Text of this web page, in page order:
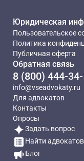
Юридическая
Пользовательское
Политика
Публичная оферта
Обратная связь
8 (800) 444-
info@vseadvokaty.ru
Для адвокатов
Контакты
Опросы
Задать вопрос
Найти адвокатов
Блог